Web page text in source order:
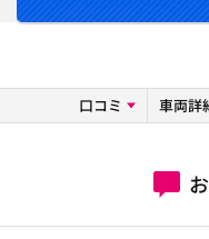
口コミ 車両詳